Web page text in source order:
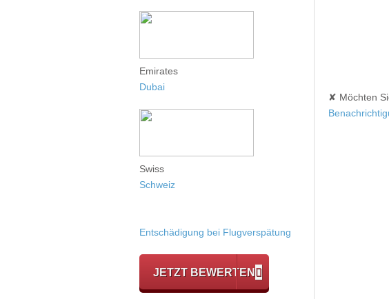
✘ Möchten
Emirates
Dubai
Swiss
Schweiz
Entschädigung bei Flugverspätung
JETZT BEWERTEN